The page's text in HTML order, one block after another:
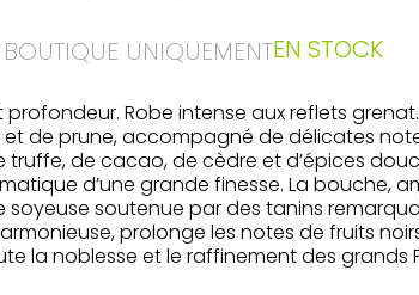
UNIQUEMENTEN STOCK
profondeur. Robe intense aux reflets
et de prune, accompagné de délicates
truffe, de cacao, de cèdre et d’épices
d’une grande finesse. La bouche,
soyeuse soutenue par des tanins
prolonge les notes de fruits
la noblesse et le raffinement des grands